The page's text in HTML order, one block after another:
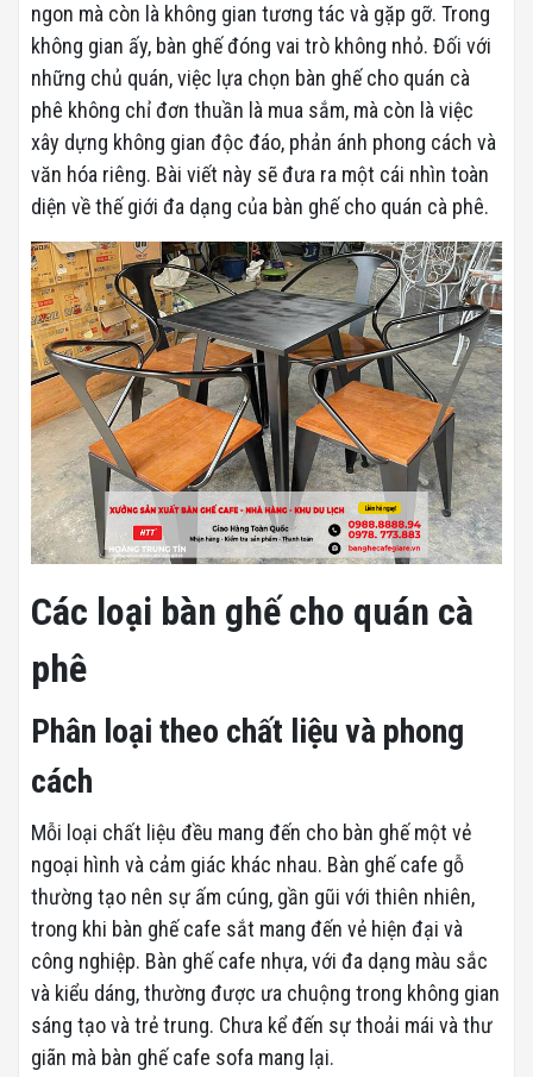
ngon mà còn là không gian tương tác và gặp gỡ. Trong
không gian ấy, bàn ghế đóng vai trò không nhỏ. Đối với
những chủ quán, việc lựa chọn bàn ghế cho quán cà
phê không chỉ đơn thuần là mua sắm, mà còn là việc
xây dựng không gian độc đáo, phản ánh phong cách và
văn hóa riêng. Bài viết này sẽ đưa ra một cái nhìn toàn
diện về thế giới đa dạng của bàn ghế cho quán cà phê.
Các loại bàn ghế cho quán cà
phê
Phân loại theo chất liệu và phong
cách
Mỗi loại chất liệu đều mang đến cho bàn ghế một vẻ
ngoại hình và cảm giác khác nhau. Bàn ghế cafe gỗ
thường tạo nên sự ấm cúng, gần gũi với thiên nhiên,
trong khi bàn ghế cafe sắt mang đến vẻ hiện đại và
công nghiệp. Bàn ghế cafe nhựa, với đa dạng màu sắc
và kiểu dáng, thường được ưa chuộng trong không gian
sáng tạo và trẻ trung. Chưa kể đến sự thoải mái và thư
giãn mà bàn ghế cafe sofa mang lại.